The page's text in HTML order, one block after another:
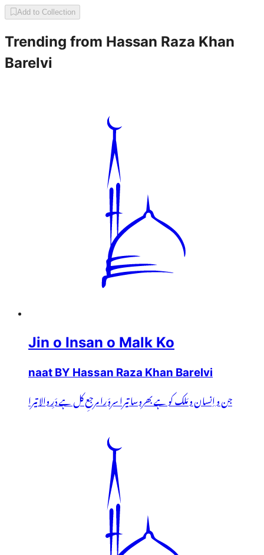
Add to Collection
Trending from Hassan Raza Khan
Barelvi
Jin o Insan o Malk Ko
naat BY Hassan Raza Khan Barelvi
جن و اِنسان و مَلک کو ہے بھروسا تیرا سروَرا مرجعِ کل ہے دَرِ والا تیرا